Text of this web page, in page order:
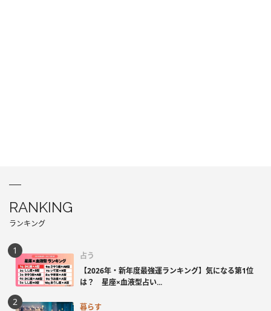
RANKING
ランキング
占う
【2026年・新年度最強運ランキング】気になる第1位
は？ 星座×血液型占い...
暮らす